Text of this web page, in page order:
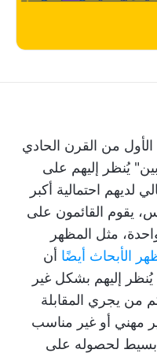
الأول من القرن الحادي
يُنظر إليهم على
لديهم احتمالية أكبر
يقوم القائمون على
مثل المظهر
الأبحاث أيضًا أن
إليهم بشكل غير
من يجري المقابلة
مهني أو غير مناسب
بسيط لحصوله على